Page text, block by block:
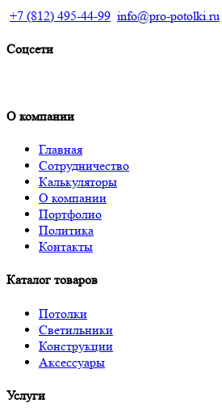
+7 (812) 495-44-99 info@pro-potolki.ru
Соцсети
О компании
Главная
Сотрудничество
Калькуляторы
О компании
Портфолио
Политика
Контакты
Каталог товаров
Потолки
Светильники
Конструкции
Аксессуары
Услуги